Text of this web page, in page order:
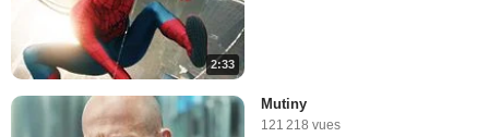
2:33
Mutiny
121 218 vues